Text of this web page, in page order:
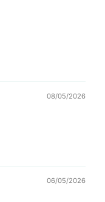
08/05/2026
06/05/2026